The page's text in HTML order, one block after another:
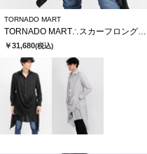
TORNADO MART
TORNADO MART∴スカーフロングシャツ
￥31,680(税込)